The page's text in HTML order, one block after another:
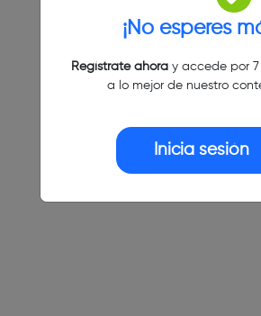
¡No esperes
Regístrate ahoray accede por 7
a lo mejor de nuestro
Inicia sesión